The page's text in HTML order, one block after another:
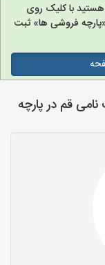
با کلیک روی
فروشی ها» ثبت
قم در پارچه